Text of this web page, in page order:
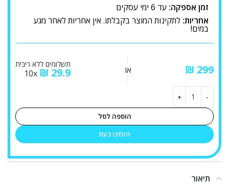
זמן אספקה: עד 6 ימי עסקים
אחריות: לתקינות המוצר בקבלתו. אין אחריות לאחר מגע
במים!
₪ או
תשלומים ללא ריבית
₪ 29.9
הוספה לסל
הזמינו כעת
תיאור